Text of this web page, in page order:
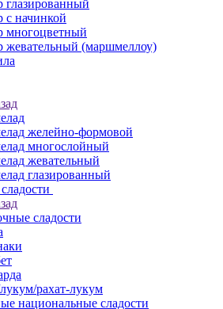
глазированный
с начинкой
многоцветный
жевательный (маршмеллоу)
желейно-формовой
многослойный
жевательный
глазированный
сладости
рахат-лукум
национальные сладости